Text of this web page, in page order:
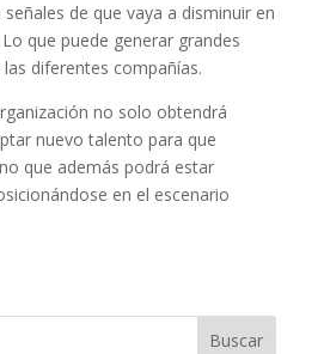
de que vaya a disminuir en
que puede generar grandes
diferentes compañías.
no solo obtendrá
nuevo talento para que
que además podrá estar
en el escenario